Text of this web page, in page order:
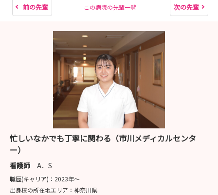
前の先輩 この病院の先輩一覧 次の先輩
忙しいなかでも丁寧に関わる（市川メディカルセンタ
ー）
看護師 A．S
職歴(キャリア)： 2023年〜
出身校の所在地エリア： 神奈川県